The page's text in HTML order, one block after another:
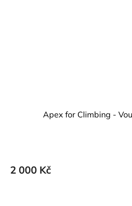
Apex for Climbing -
2 000 Kč